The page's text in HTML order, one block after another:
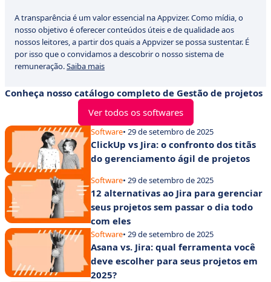
A transparência é um valor essencial na Appvizer. Como mídia, o
nosso objetivo é oferecer conteúdos úteis e de qualidade aos
nossos leitores, a partir dos quais a Appvizer se possa sustentar. É
por isso que o convidamos a descobrir o nosso sistema de
remuneração.Saiba mais
Conheça nosso catálogo completo de Gestão de projetos
Ver todos os softwares
Software• 29 de setembro de 2025
ClickUp vs Jira: o confronto dos titãs
do gerenciamento ágil de projetos
Software• 29 de setembro de 2025
12 alternativas ao Jira para gerenciar
seus projetos sem passar o dia todo
com eles
Software• 29 de setembro de 2025
Asana vs. Jira: qual ferramenta você
deve escolher para seus projetos em
2025?